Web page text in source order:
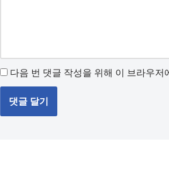
다음 번 댓글 작성을 위해 이 브라우